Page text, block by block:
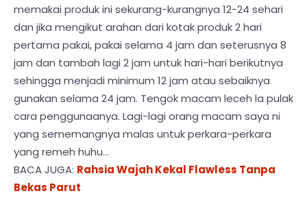
memakai produk ini sekurang-kurangnya 12-24 sehari
dan jika mengikut arahan dari kotak produk 2 hari
pertama pakai, pakai selama 4 jam dan seterusnya 8
jam dan tambah lagi 2 jam untuk hari-hari berikutnya
sehingga menjadi minimum 12 jam atau sebaiknya
gunakan selama 24 jam. Tengok macam leceh la pulak
cara penggunaanya. Lagi-lagi orang macam saya ni
yang sememangnya malas untuk perkara-perkara
yang remeh huhu…
BACA JUGA: Rahsia Wajah Kekal Flawless Tanpa
Bekas Parut